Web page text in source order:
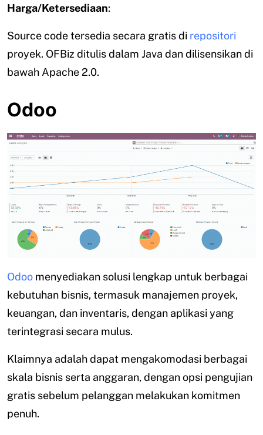
Harga/Ketersediaan:
Source code tersedia secara gratis di repositori
proyek. OFBiz ditulis dalam Java dan dilisensikan di
bawah Apache 2.0.
Odoo
Odoo menyediakan solusi lengkap untuk berbagai
kebutuhan bisnis, termasuk manajemen proyek,
keuangan, dan inventaris, dengan aplikasi yang
terintegrasi secara mulus.
Klaimnya adalah dapat mengakomodasi berbagai
skala bisnis serta anggaran, dengan opsi pengujian
gratis sebelum pelanggan melakukan komitmen
penuh.